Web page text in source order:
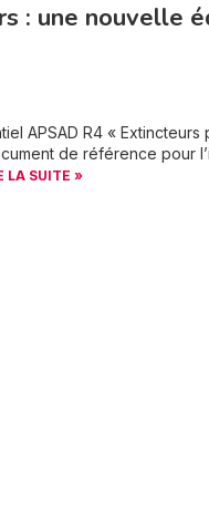
: une nouvelle
APSAD R4 « Extincteurs
de référence pour
LA SUITE »